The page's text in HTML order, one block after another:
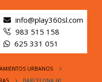
info@play360sl.com
983 515 158
625 331 051
URBANOS
BARCELONA 60